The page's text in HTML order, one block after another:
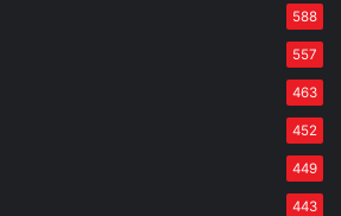
588
557
463
452
449
443